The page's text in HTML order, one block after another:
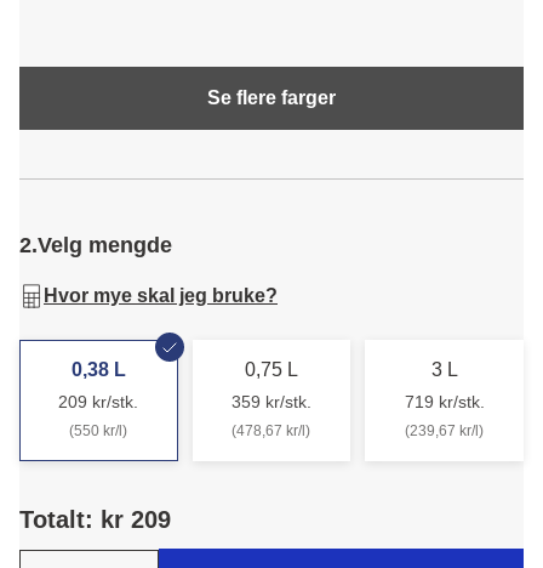
Se flere farger
2.Velg mengde
Hvor mye skal jeg bruke?
0,38 L
209 kr/stk.
(550 kr/l)
0,75 L
359 kr/stk.
(478,67 kr/l)
3 L
719 kr/stk.
(239,67 kr/l)
Totalt: kr 209